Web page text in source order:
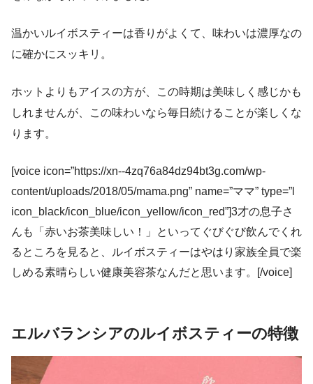
温かいルイボスティーは香りがよくて、味わいは濃厚なの
に確かにスッキリ。
ホットよりもアイスの方が、この時期は美味しく感じかも
しれませんが、この味わいなら毎日続けることが楽しくな
ります。
[voice icon=”https://xn--4zq76a84dz94bt3g.com/wp-
content/uploads/2018/05/mama.png” name=”ママ” type=”l
icon_black/icon_blue/icon_yellow/icon_red”]3才の息子さ
んも「赤いお茶美味しい！」といってぐびぐび飲んでくれ
るところを見ると、ルイボスティーはやはり家族全員で楽
しめる素晴らしい健康美容茶なんだと思います。[/voice]
エルバランシアのルイボスティーの特徴